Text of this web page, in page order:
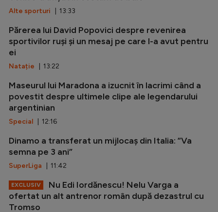
Alte sporturi | 13:33
Părerea lui David Popovici despre revenirea
sportivilor ruși și un mesaj pe care l-a avut pentru
ei
Natație | 13:22
Maseurul lui Maradona a izucnit în lacrimi când a
povestit despre ultimele clipe ale legendarului
argentinian
Special | 12:16
Dinamo a transferat un mijlocaș din Italia: ”Va
semna pe 3 ani”
SuperLiga | 11:42
EXCLUSIV
Nu Edi Iordănescu! Nelu Varga a
ofertat un alt antrenor român după dezastrul cu
Tromso